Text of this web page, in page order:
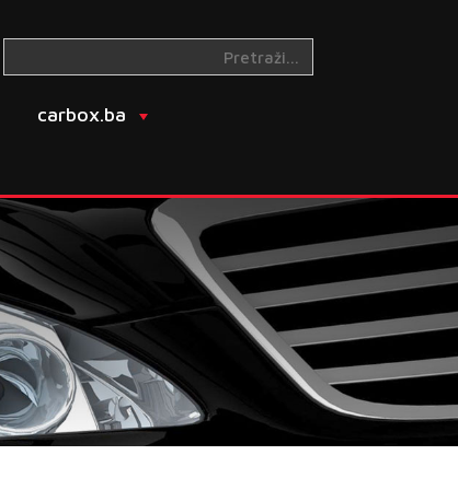
carbox.ba